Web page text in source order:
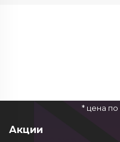
* цена
Акции